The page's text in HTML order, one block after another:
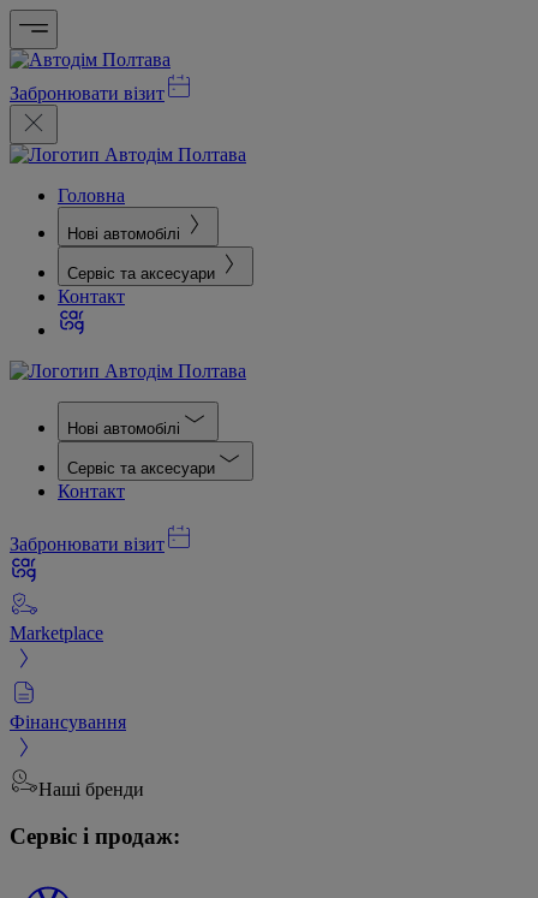
Забронювати візит
Головна
Нові автомобілі
Сервіс та аксесуари
Контакт
Нові автомобілі
Сервіс та аксесуари
Контакт
Забронювати візит
Marketplace
Фінансування
Наші бренди
Сервіс і продаж: